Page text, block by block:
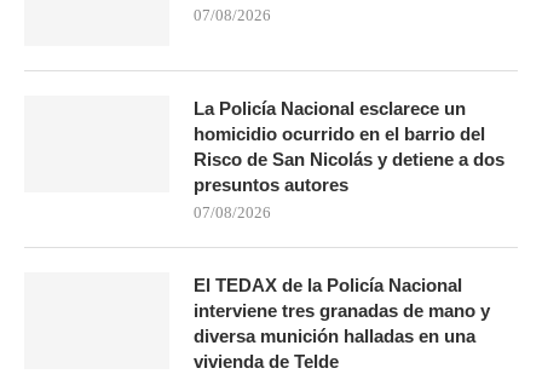
07/08/2026
La Policía Nacional esclarece un
homicidio ocurrido en el barrio del
Risco de San Nicolás y detiene a dos
presuntos autores
07/08/2026
El TEDAX de la Policía Nacional
interviene tres granadas de mano y
diversa munición halladas en una
vivienda de Telde